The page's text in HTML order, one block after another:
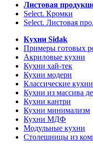
Листовая
Select. Кромки
Select. Листовая
Кухни Sidak
Примеры готовых
Акриловые кухни
Кухни хай-тек
Кухни модерн
Классические кухни
Кухни из массива
Кухни кантри
Кухни минимализм
Кухни МДФ
Модульные кухни
Столешницы из